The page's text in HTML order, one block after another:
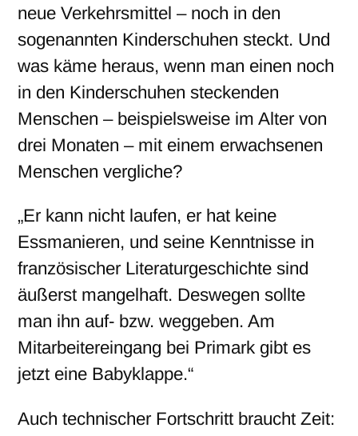
neue Verkehrsmittel – noch in den
sogenannten Kinderschuhen steckt. Und
was käme heraus, wenn man einen noch
in den Kinderschuhen steckenden
Menschen – beispielsweise im Alter von
drei Monaten – mit einem erwachsenen
Menschen vergliche?
„Er kann nicht laufen, er hat keine
Essmanieren, und seine Kenntnisse in
französischer Literaturgeschichte sind
äußerst mangelhaft. Deswegen sollte
man ihn auf- bzw. weggeben. Am
Mitarbeitereingang bei Primark gibt es
jetzt eine Babyklappe.“
Auch technischer Fortschritt braucht Zeit: